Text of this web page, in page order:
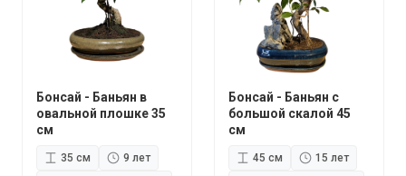
Бонсай - Баньян в
овальной плошке 35
см
35 см
9 лет
Бонсай - Баньян с
большой скалой 45
см
45 см
15 лет